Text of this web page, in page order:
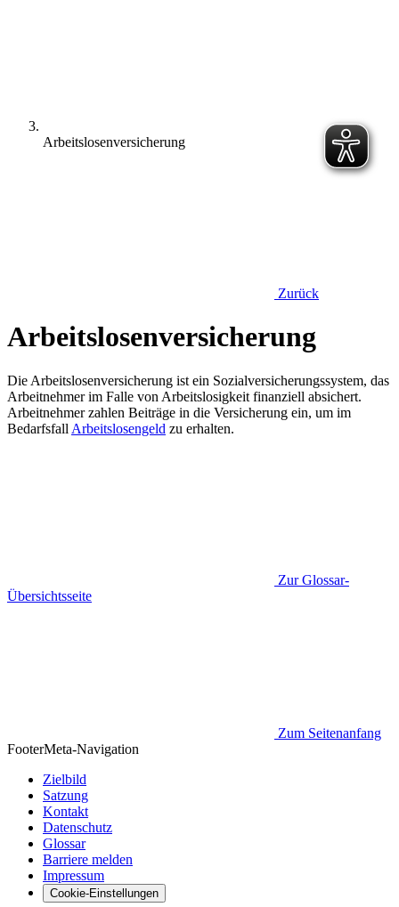
Arbeitslosenversicherung
Zurück
Arbeitslosenversicherung
Die Arbeitslosenversicherung ist ein Sozialversicherungssystem, das
Arbeitnehmer im Falle von Arbeitslosigkeit finanziell absichert.
Arbeitnehmer zahlen Beiträge in die Versicherung ein, um im
Bedarfsfall Arbeitslosengeld zu erhalten.
Zur Glossar-
Übersichtsseite
Zum Seitenanfang
FooterMeta-Navigation
Zielbild
Satzung
Kontakt
Datenschutz
Glossar
Barriere melden
Impressum
Cookie-Einstellungen